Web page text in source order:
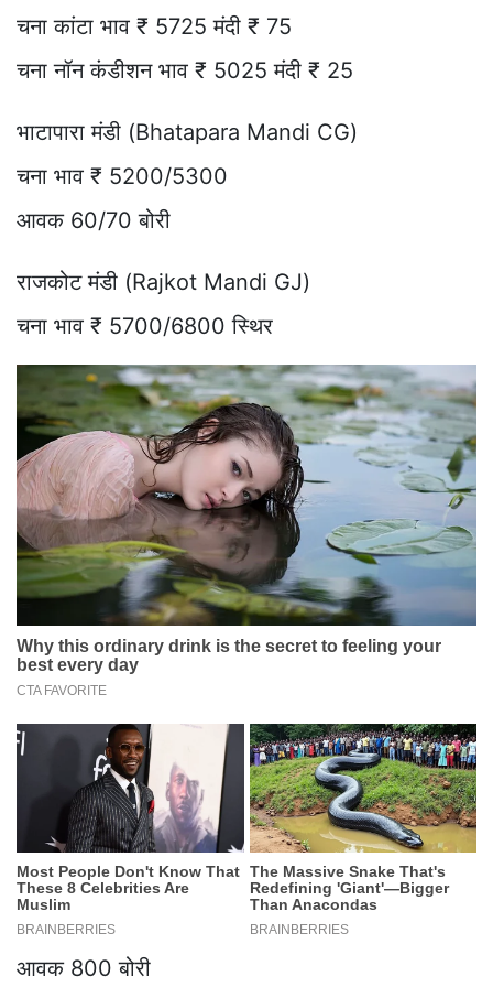
चना कांटा भाव ₹ 5725 मंदी ₹ 75
चना नॉन कंडीशन भाव ₹ 5025 मंदी ₹ 25
भाटापारा मंडी (Bhatapara Mandi CG)
चना भाव ₹ 5200/5300
आवक 60/70 बोरी
राजकोट मंडी (Rajkot Mandi GJ)
चना भाव ₹ 5700/6800 स्थिर
आवक 800 बोरी